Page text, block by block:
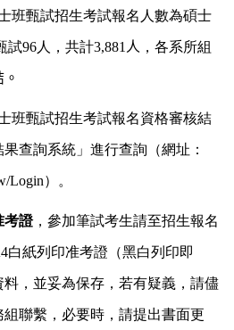
班甄試招生考試報名人數為碩士
96人，共計3,881 人 ，各系所組
班甄試招生考試報名資格審核結
果查詢系統 」進行查詢（網址：
Login）。
考證，參加筆試考生請至招生報名
白紙列印准考證（黑白列印即
，並妥為保存，若有疑義，請儘
聯繫，必要時，請提出書面更